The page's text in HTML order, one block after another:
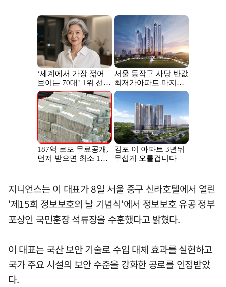
지니언스는 이 대표가 8일 서울 중구 신라호텔에서 열린
'제15회 정보보호의 날 기념식'에서 정보보호 유공 정부
포상인 국민훈장 석류장을 수훈했다고 밝혔다.
이 대표는 국산 보안 기술로 수입 대체 효과를 실현하고
국가 주요 시설의 보안 수준을 강화한 공로를 인정받았
다.